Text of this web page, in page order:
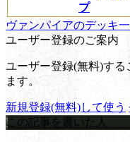
プ
ヴァンパイアのデッキ
ユーザー登録のご案内
ユーザー登録(無料)する
ます。
新規登録(無料)して使う
この記事を書いた人